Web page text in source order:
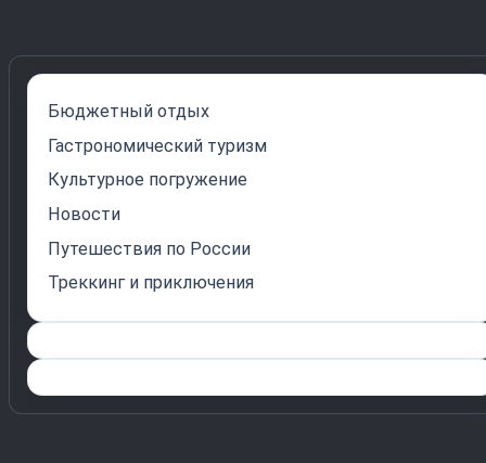
Бюджетный отдых
Гастрономический туризм
Культурное погружение
Новости
Путешествия по России
Треккинг и приключения